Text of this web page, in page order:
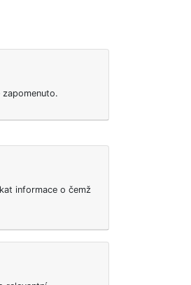
informace o čemž